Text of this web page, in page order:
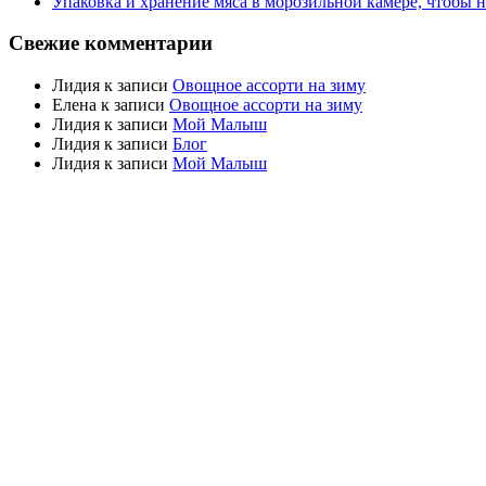
Свежие комментарии
Лидия к записи Овощное ассорти на зиму
Елена к записи Овощное ассорти на зиму
Лидия к записи Мой Малыш
Лидия к записи Блог
Лидия к записи Мой Малыш